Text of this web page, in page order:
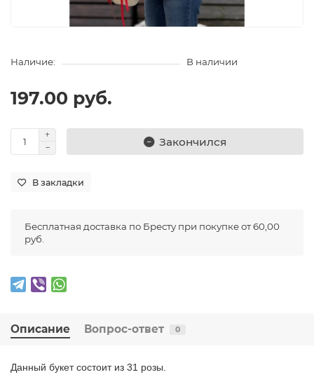
Наличие: В наличии
197.00 руб.
Закончился
В закладки
Бесплатная доставка по Бресту при покупке от 60,00
руб.
Описание Вопрос-ответ 0
Данный букет состоит из 31 розы.